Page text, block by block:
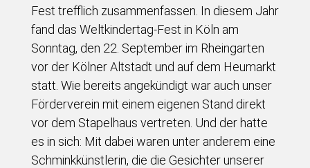
Fest trefflich zusammenfassen. In diesem Jahr
fand das Weltkindertag-Fest in Köln am
Sonntag, den 22. September im Rheingarten
vor der Kölner Altstadt und auf dem Heumarkt
statt. Wie bereits angekündigt war auch unser
Förderverein mit einem eigenen Stand direkt
vor dem Stapelhaus vertreten. Und der hatte
es in sich: Mit dabei waren unter anderem eine
Schminkkünstlerin, die die Gesichter unserer